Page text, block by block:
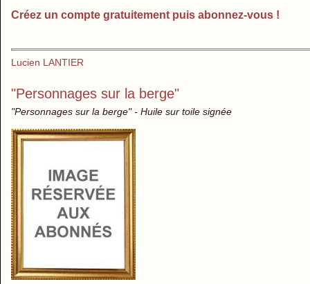
Créez un compte gratuitement puis abonnez-vous !
Lucien LANTIER
"Personnages sur la berge"
"Personnages sur la berge" - Huile sur toile signée